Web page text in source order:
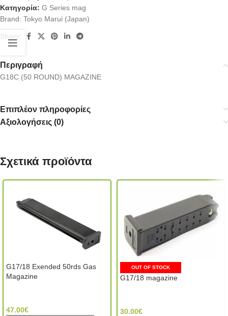
Κατηγορία: G Series mag
Brand: Tokyo Marui (Japan)
Περιγραφή
G18C (50 ROUND) MAGAZINE
Επιπλέον πληροφορίες
Αξιολογήσεις (0)
Σχετικά προϊόντα
G17/18 Exended 50rds Gas
Magazine
47.00€
OUT OF STOCK
G17/18 magazine
30.00€